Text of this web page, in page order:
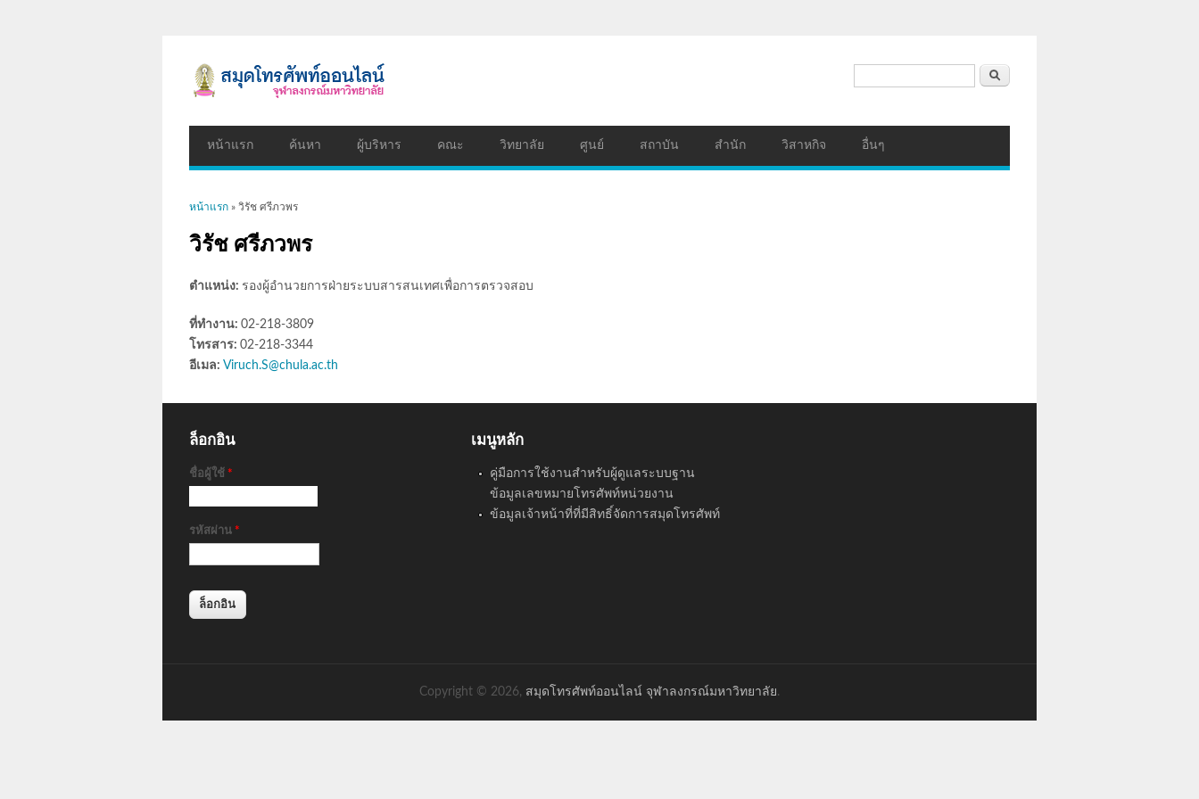
ค้นหา
หน้าแรก ค้นหา ผู้บริหาร คณะ วิทยาลัย ศูนย์ สถาบัน สำนัก วิสาหกิจ อื่นๆ
คุณอยู่ที่นี่
หน้าแรก » วิรัช ศรีภวพร
วิรัช ศรีภวพร
ตำแหน่ง: รองผู้อำนวยการฝ่ายระบบสารสนเทศเพื่อการตรวจสอบ
ที่ทำงาน: 02-218-3809
โทรสาร: 02-218-3344
อีเมล: Viruch.S@chula.ac.th
ล็อกอิน
ชื่อผู้ใช้ *
รหัสผ่าน *
เมนูหลัก
คู่มือการใช้งานสำหรับผู้ดูแลระบบฐาน
ข้อมูลเลขหมายโทรศัพท์หน่วยงาน
ข้อมูลเจ้าหน้าที่ที่มีสิทธิ์จัดการสมุดโทรศัพท์
Copyright © 2026, สมุดโทรศัพท์ออนไลน์ จุฬาลงกรณ์มหาวิทยาลัย.